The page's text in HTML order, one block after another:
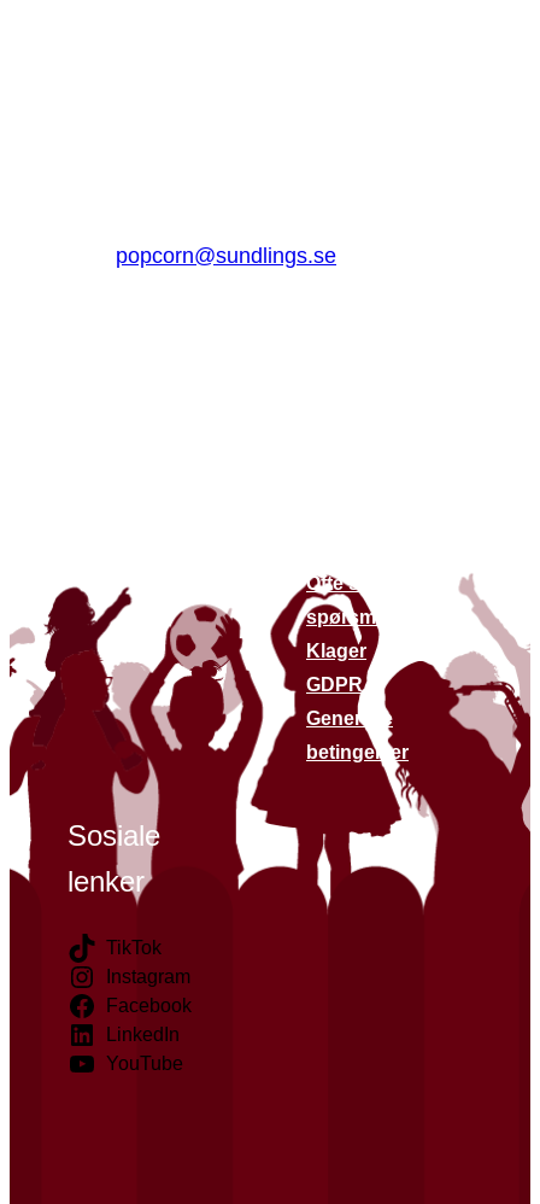
popcorn@sundlings.se
Ofte stilte
spørsmål
Klager
GDPR
Generelle
betingelser
Sosiale
lenker
TikTok
Instagram
Facebook
LinkedIn
YouTube